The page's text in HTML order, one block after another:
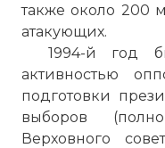
также около 200
атакующих.
1994-й год
активностью
подготовки
выборов
Верховного
Вернуться в
Таджикистане